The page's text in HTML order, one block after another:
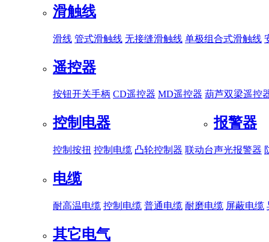
滑触线
滑线 管式滑触线 无接缝滑触线 单极组合式滑触线
遥控器
按钮开关手柄 CD遥控器 MD遥控器 葫芦双梁遥控
控制电器
控制按扭 控制电缆 凸轮控制器 联动台
报警器
声光报警器
电缆
耐高温电缆 控制电缆 普通电缆 耐磨电缆 屏蔽电缆
其它电气